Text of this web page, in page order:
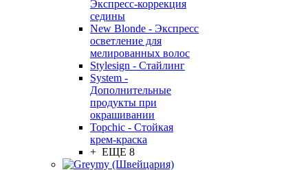
Экспресс-коррекция
седины
New Blonde - Экспресс
осветление для
мелированных волос
Stylesign - Стайлинг
System -
Дополнительные
продукты при
окрашивании
Topchic - Стойкая
крем-краска
+ ЕЩЕ 8